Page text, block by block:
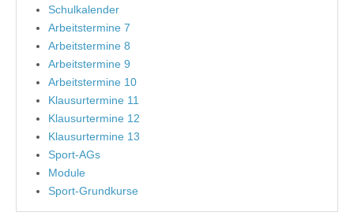
Schulkalender
Arbeitstermine 7
Arbeitstermine 8
Arbeitstermine 9
Arbeitstermine 10
Klausurtermine 11
Klausurtermine 12
Klausurtermine 13
Sport-AGs
Module
Sport-Grundkurse